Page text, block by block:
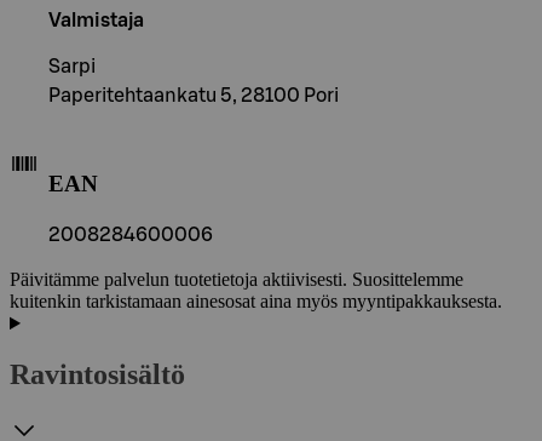
Valmistaja
Sarpi
Paperitehtaankatu 5, 28100 Pori
EAN
2008284600006
Päivitämme palvelun tuotetietoja aktiivisesti. Suosittelemme
kuitenkin tarkistamaan ainesosat aina myös myyntipakkauksesta.
Ravintosisältö